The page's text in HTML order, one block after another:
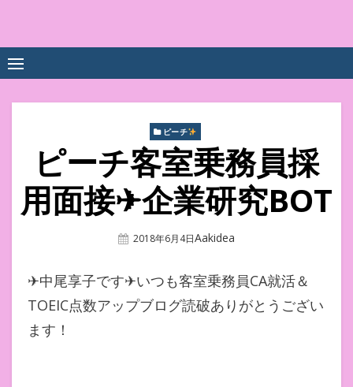
content
数UPｽｸｰﾙ
ピーチ
ピーチ客室乗務員採
用面接✈企業研究BOT
Posted
2018年6月4日Author
Aakidea
✈︎中尾享子です✈いつも客室乗務員CA就活＆
TOEIC点数アップブログ読破ありがとうござい
ます！